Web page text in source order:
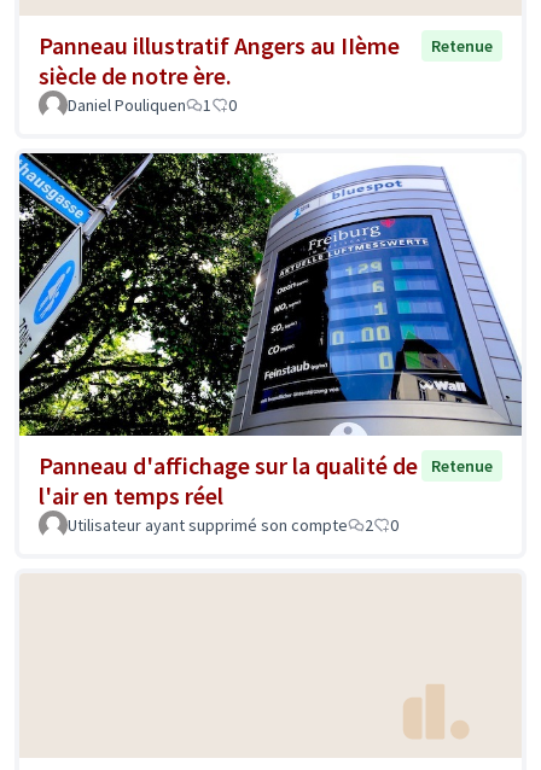
Panneau illustratif Angers au IIème
siècle de notre ère.
Retenue
Daniel Pouliquen 1 0
Panneau d'affichage sur la qualité de
l'air en temps réel
Retenue
Utilisateur ayant supprimé son compte 2 0